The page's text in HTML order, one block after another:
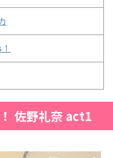
佐野礼奈 act1